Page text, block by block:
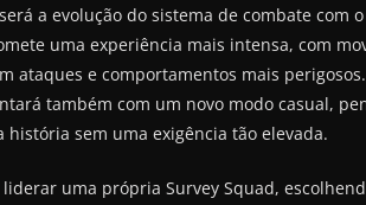
a evolução do sistema de combate com
uma experiência mais intensa, com
ataques e comportamentos mais
também com um novo modo casual,
sem uma exigência tão elevada.
uma própria Survey Squad,